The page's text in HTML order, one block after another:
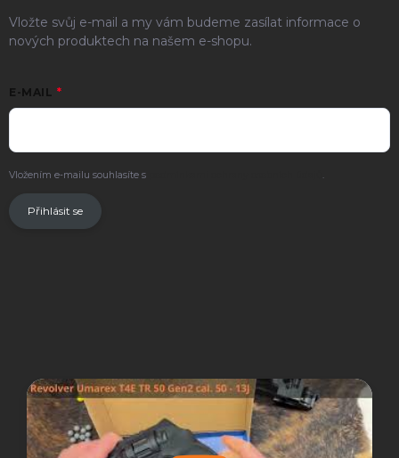
Vložte svůj e-mail a my vám budeme zasílat informace o
nových produktech na našem e-shopu.
E-MAIL
Vložením e-mailu souhlasíte s .
Přihlásit se